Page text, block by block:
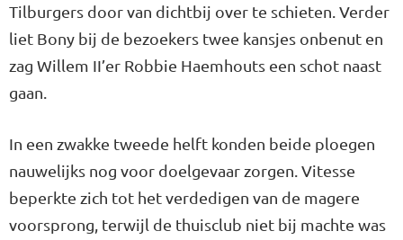
Tilburgers door van dichtbij over te schieten. Verder
liet Bony bij de bezoekers twee kansjes onbenut en
zag Willem II’er Robbie Haemhouts een schot naast
gaan.
In een zwakke tweede helft konden beide ploegen
nauwelijks nog voor doelgevaar zorgen. Vitesse
beperkte zich tot het verdedigen van de magere
voorsprong, terwijl de thuisclub niet bij machte was